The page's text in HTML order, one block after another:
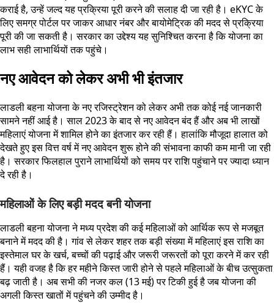
कराई है, उन्हें जल्द यह प्रक्रिया पूरी करने की सलाह दी जा रही है। eKYC के
लिए समग्र पोर्टल पर जाकर आधार नंबर और बायोमेट्रिक की मदद से प्रक्रिया
पूरी की जा सकती है। सरकार का उद्देश्य यह सुनिश्चित करना है कि योजना का
लाभ सही लाभार्थियों तक पहुंचे।
नए आवेदन को लेकर अभी भी इंतजार
लाडली बहना योजना के नए रजिस्ट्रेशन को लेकर अभी तक कोई नई जानकारी
सामने नहीं आई है। साल 2023 के बाद से नए आवेदन बंद हैं और अब भी लाखों
महिलाएं योजना में शामिल होने का इंतजार कर रही हैं। हालांकि मौजूदा हालात को
देखते हुए इस वित्त वर्ष में नए आवेदन शुरू होने की संभावना काफी कम मानी जा रही
है। सरकार फिलहाल पुराने लाभार्थियों को समय पर राशि पहुंचाने पर ज्यादा ध्यान
दे रही है।
महिलाओं के लिए बड़ी मदद बनी योजना
लाडली बहना योजना ने मध्य प्रदेश की कई महिलाओं को आर्थिक रूप से मजबूत
बनाने में मदद की है। गांव से लेकर शहर तक बड़ी संख्या में महिलाएं इस राशि का
इस्तेमाल घर के खर्च, बच्चों की पढ़ाई और जरूरी जरूरतों को पूरा करने में कर रही
हैं। यही वजह है कि हर महीने किस्त जारी होने से पहले महिलाओं के बीच उत्सुकता
बढ़ जाती है। अब सभी की नजर कल (13 मई) पर टिकी हुई है जब योजना की
अगली किस्त खातों में पहुंचने की उम्मीद है।